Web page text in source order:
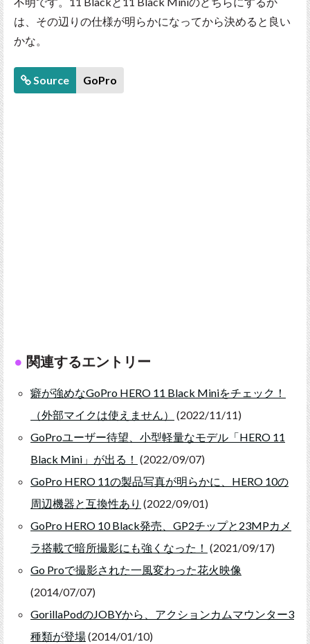
は、その辺りの仕様が明らかになってから決めると良い
かな。
Source GoPro
関連するエントリー
癖が強めなGoPro HERO 11 Black Miniをチェック！
（外部マイクは使えません）
(2022/11/11)
GoProユーザー待望、小型軽量なモデル「HERO 11
Black Mini」が出る！ (2022/09/07)
GoPro HERO 11の製品写真が明らかに、HERO 10の
周辺機器と互換性あり (2022/09/01)
GoPro HERO 10 Black発売、GP2チップと23MPカメ
ラ搭載で暗所撮影にも強くなった！ (2021/09/17)
Go Proで撮影された一風変わった花火映像
(2014/07/07)
GorillaPodのJOBYから、アクションカムマウンター3
種類が登場(2014/01/10)